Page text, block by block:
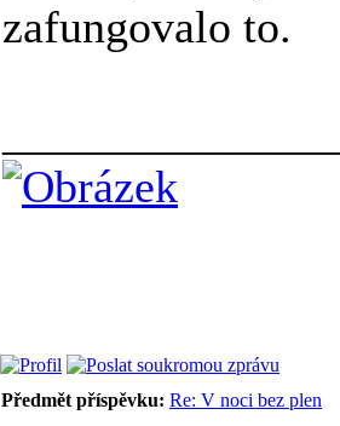
zafungovalo to.
Předmět příspěvku: Re: V noci bez plen